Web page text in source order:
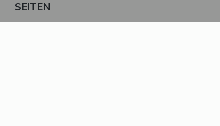
SEITEN